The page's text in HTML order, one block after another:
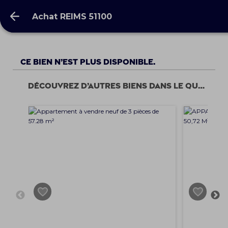
Achat REIMS 51100
Achat REIMS 51100
Ce bien n’est plus disponible.
Découvrez d’autres biens dans le quartier